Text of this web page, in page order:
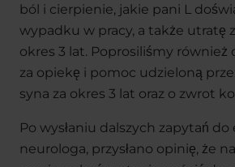
ból i cierpienie, jakie pani L
wypadku w pracy, a także utratę
okres 3 lat. Poprosiliśmy również
za opiekę i pomoc udzieloną
syna za okres 3 lat oraz o zwrot
Po wysłaniu dalszych zapytań
neurologa, przysłano opinię, że